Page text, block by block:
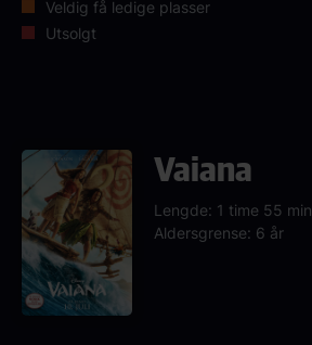
Veldig få ledige plasser
Utsolgt
Vaiana
Lengde: 1 time 55 min
Aldersgrense: 6 år